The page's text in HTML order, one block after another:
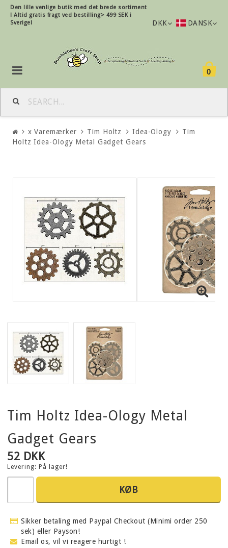
Den lille venlige butik med det brede sortiment
! Altid gratis fragt ved bestilling> 499 SEK i
Sverige!
DKK DANSK
0
x Varemærker Tim Holtz Idea-Ology
Tim
Holtz Idea-Ology Metal Gadget Gears
Tim Holtz Idea-Ology Metal
Gadget Gears
52 DKK
Levering: På lager!
KØB
Sikker betaling med Paypal Checkout (Minimi order 250
sek) eller Payson!
Email os, vil vi reagere hurtigt !